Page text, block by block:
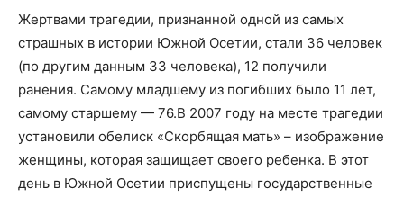
Жертвами трагедии, признанной одной из самых
страшных в истории Южной Осетии, стали 36 человек
(по другим данным 33 человека), 12 получили
ранения. Самому младшему из погибших было 11 лет,
самому старшему — 76.В 2007 году на месте трагедии
установили обелиск «Скорбящая мать» – изображение
женщины, которая защищает своего ребенка. В этот
день в Южной Осетии приспущены государственные